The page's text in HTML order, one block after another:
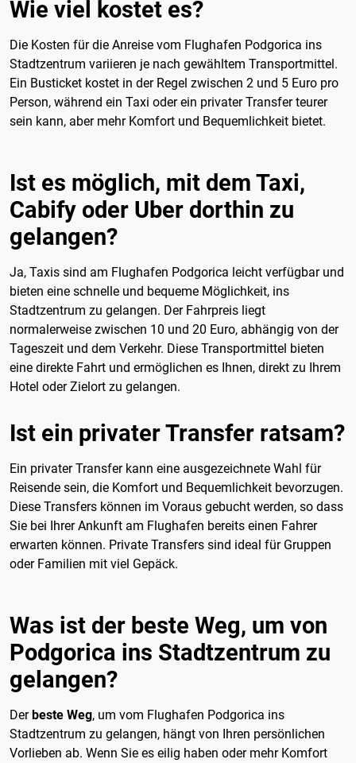
Wie viel kostet es?
Die Kosten für die Anreise vom Flughafen Podgorica ins
Stadtzentrum variieren je nach gewähltem Transportmittel.
Ein Busticket kostet in der Regel zwischen 2 und 5 Euro pro
Person, während ein Taxi oder ein privater Transfer teurer
sein kann, aber mehr Komfort und Bequemlichkeit bietet.
Ist es möglich, mit dem Taxi,
Cabify oder Uber dorthin zu
gelangen?
Ja, Taxis sind am Flughafen Podgorica leicht verfügbar und
bieten eine schnelle und bequeme Möglichkeit, ins
Stadtzentrum zu gelangen. Der Fahrpreis liegt
normalerweise zwischen 10 und 20 Euro, abhängig von der
Tageszeit und dem Verkehr. Diese Transportmittel bieten
eine direkte Fahrt und ermöglichen es Ihnen, direkt zu Ihrem
Hotel oder Zielort zu gelangen.
Ist ein privater Transfer ratsam?
Ein privater Transfer kann eine ausgezeichnete Wahl für
Reisende sein, die Komfort und Bequemlichkeit bevorzugen.
Diese Transfers können im Voraus gebucht werden, so dass
Sie bei Ihrer Ankunft am Flughafen bereits einen Fahrer
erwarten können. Private Transfers sind ideal für Gruppen
oder Familien mit viel Gepäck.
Was ist der beste Weg, um von
Podgorica ins Stadtzentrum zu
gelangen?
Derbeste Weg, um vom Flughafen Podgorica ins
Stadtzentrum zu gelangen, hängt von Ihren persönlichen
Vorlieben ab. Wenn Sie es eilig haben oder mehr Komfort